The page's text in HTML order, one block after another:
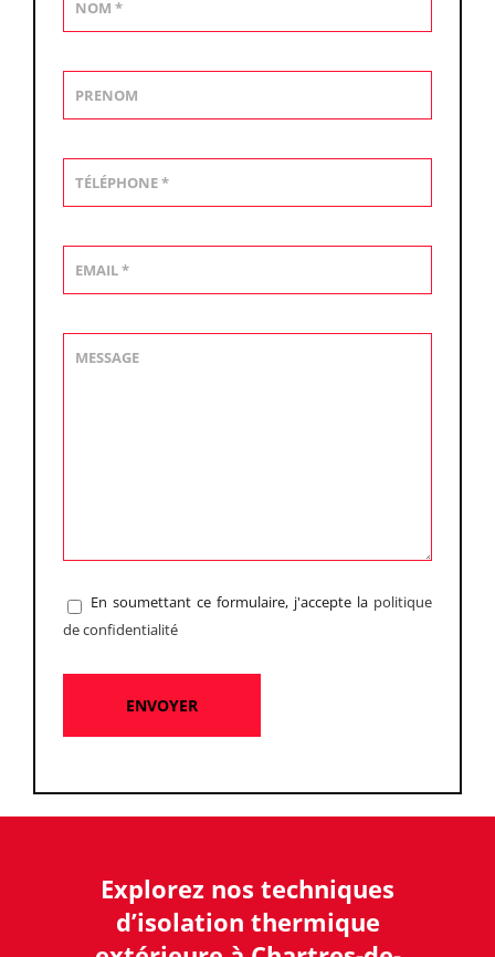
En soumettant ce formulaire, j'accepte la politique
de confidentialité
Explorez nos techniques
d’isolation thermique